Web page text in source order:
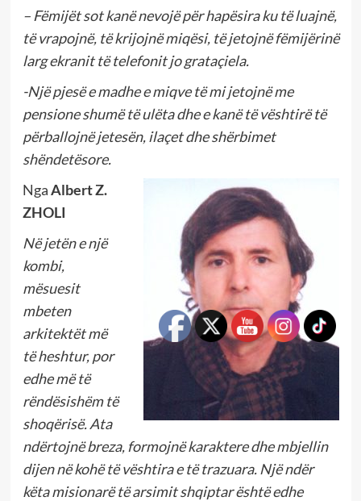
– Fëmijët sot kanë nevojë për hapësira ku të luajnë,
të vrapojnë, të krijojnë miqësi, të jetojnë fëmijërinë
larg ekranit të telefonit jo grataçiela.
-Një pjesë e madhe e miqve të mi jetojnë me
pensione shumë të ulëta dhe e kanë të vështirë të
përballojnë jetesën, ilaçet dhe shërbimet
shëndetësore.
NgaAlbert Z.
ZHOLI
Në jetën e një
kombi,
mësuesit
mbeten
arkitektët më
të heshtur, por
edhe më të
rëndësishëm të
shoqërisë. Ata
ndërtojnë breza, formojnë karaktere dhe mbjellin
dijen në kohë të vështira e të trazuara. Një ndër
këta misionarë të arsimit shqiptar është edhe